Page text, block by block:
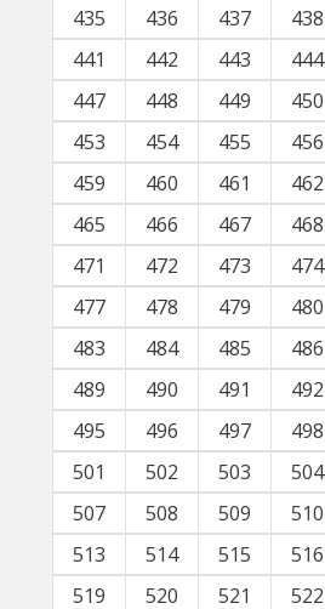
435 436 437 438
441
442 443 444
447
448 449 450
453
454 455 456
459
460 461 462
465
466 467 468
471
472 473 474
477
478 479 480
483
484 485 486
489
490 491 492
495
496 497 498
501
502 503 504
507
508 509 510
513
514 515 516
519
520 521 522